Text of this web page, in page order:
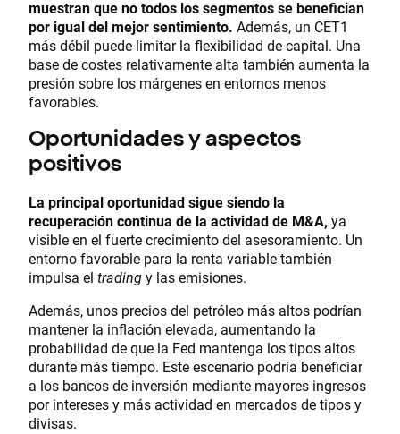
muestran que no todos los segmentos se benefician
por igual del mejor sentimiento. Además, un CET1
más débil puede limitar la flexibilidad de capital. Una
base de costes relativamente alta también aumenta la
presión sobre los márgenes en entornos menos
favorables.
Oportunidades y aspectos
positivos
La principal oportunidad sigue siendo la
recuperación continua de la actividad de M&A, ya
visible en el fuerte crecimiento del asesoramiento. Un
entorno favorable para la renta variable también
impulsa el tradingy las emisiones.
Además, unos precios del petróleo más altos podrían
mantener la inflación elevada, aumentando la
probabilidad de que la Fed mantenga los tipos altos
durante más tiempo. Este escenario podría beneficiar
a los bancos de inversión mediante mayores ingresos
por intereses y más actividad en mercados de tipos y
divisas.